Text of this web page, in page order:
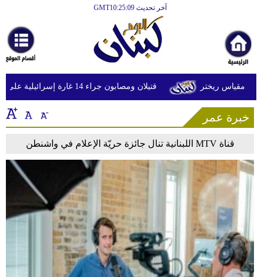
آخر تحديث GMT10:25:09
أخبارعاجلة
رياضة
ثقافة
إقتصاد
وموسيقى
أزياء
صحة
وسفر
قتيلان ومصابون جراء 14 غارة إسرائيلية على شرق وجنوب لبنان
خبرة عمر
قناة MTV اللبنانية تنال جائزة حريّة الإعلام في واشنطن